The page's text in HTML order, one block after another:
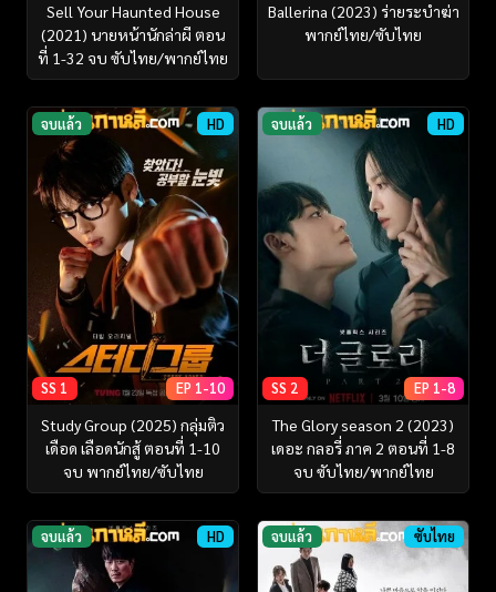
Sell Your Haunted House
(2021) นายหน้านักล่าผี ตอน
ที่ 1-32 จบ ซับไทย/พากย์ไทย
Ballerina (2023) ร่ายระบำฆ่า
พากย์ไทย/ซับไทย
จบแล้ว HD
SS 1 EP 1-10
Study Group (2025) กลุ่มติว
เดือด เลือดนักสู้ ตอนที่ 1-10
จบ พากย์ไทย/ซับไทย
จบแล้ว HD
SS 2 EP 1-8
The Glory season 2 (2023)
เดอะ กลอรี่ ภาค 2 ตอนที่ 1-8
จบ ซับไทย/พากย์ไทย
จบแล้ว HD จบแล้ว ซับไทย